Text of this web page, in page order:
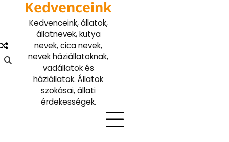
Kedvenceink
Kedvenceink, állatok,
állatnevek, kutya
nevek, cica nevek,
nevek háziállatoknak,
vadállatok és
háziállatok. Állatok
szokásai, állati
érdekességek.